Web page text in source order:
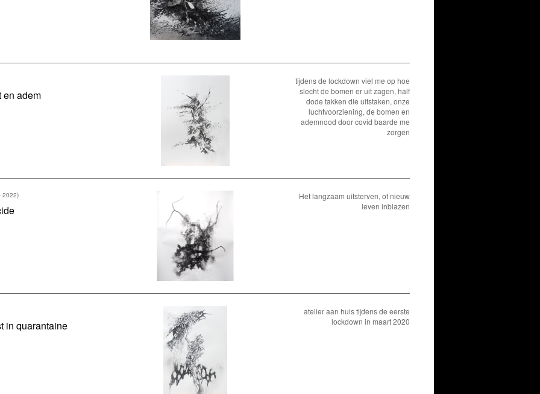
en adem
tijdens de lockdown viel me op hoe
slecht de bomen er uit zagen, half
dode takken die uitstaken, onze
luchtvoorziening, de bomen en
ademnood door covid baarde me
zorgen
2022)
Het langzaam uitsterven, of nieuw
leven inblazen
in quarantaine
atelier aan huis tijdens de eerste
lockdown in maart 2020